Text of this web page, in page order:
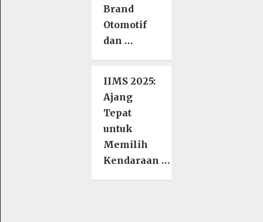
Brand
Otomotif
dan …
IIMS 2025:
Ajang
Tepat
untuk
Memilih
Kendaraan …